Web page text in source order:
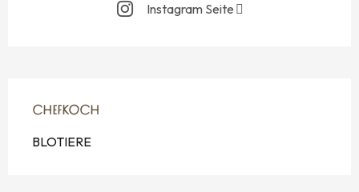
Instagram Seite
CHEFKOCH
CHEFKOCH
BLOTIERE